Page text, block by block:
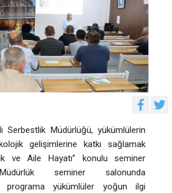
Serbestlik Müdürlüğü, yükümlülerin
gelişimlerine katkı sağlamak
ve Aile Hayatı” konulu seminer
seminer salonunda
programa yükümlüler yoğun ilgi